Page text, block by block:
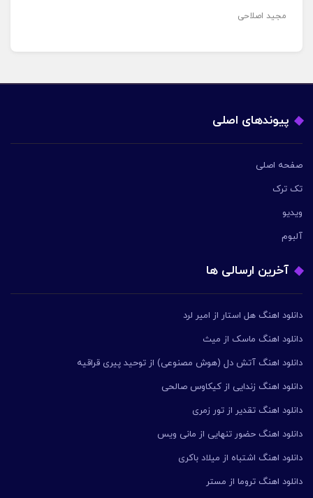
مجید اصلاحی
پیوندهای اصلی
صفحه اصلی
تک ترک
ویدیو
آلبوم
آخرین ارسالی ها
دانلود اهنگ هل استار از امیر لرد
دانلود اهنگ ماسک از میث
دانلود اهنگ آتش دل (هوش مصنوعی) از توحید پیری قراقیه
دانلود اهنگ زندایی از کیکاوس صالحی
دانلود اهنگ تقدیر از تور زمری
دانلود اهنگ حضور تنهایی از مانی ویس
دانلود اهنگ اشتباه از میلاد باکری
دانلود اهنگ تروما از مستر